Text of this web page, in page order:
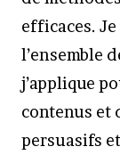
efficaces.
l’ensemble
j’applique
contenus et
persuasifs